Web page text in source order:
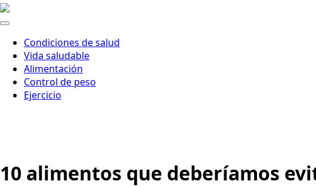
Condiciones de salud
Vida saludable
Alimentación
Control de peso
Ejercicio
10 alimentos que deberíamos